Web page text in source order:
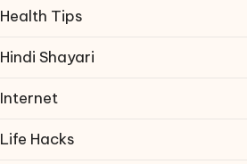
Health Tips
Hindi Shayari
Internet
Life Hacks